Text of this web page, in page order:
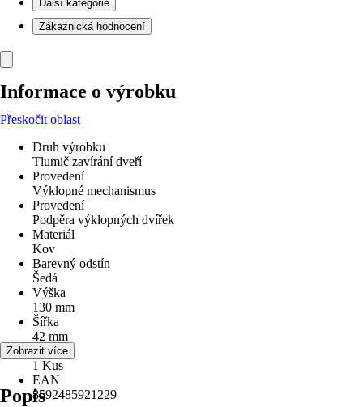
Další kategorie
Zákaznická hodnocení
Informace o výrobku
Přeskočit oblast
Druh výrobku
Tlumič zavírání dveří
Provedení
Výklopné mechanismus
Provedení
Podpěra výklopných dvířek
Materiál
Kov
Barevný odstín
Šedá
Výška
130 mm
Šířka
42 mm
Obsah
1 Kus
EAN
8592485921229
Zobrazit více
Popis